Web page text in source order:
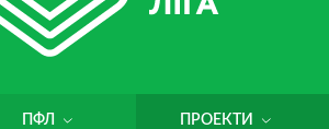
ПФЛ ПРОЕКТИ